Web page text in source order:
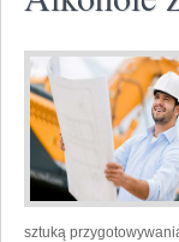
sztuką